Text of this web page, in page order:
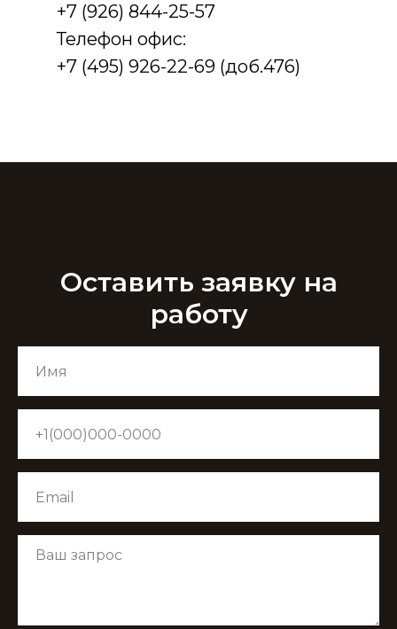
+7 (926) 844-25-57
Телефон офис:
+7 (495) 926-22-69 (доб.476)
Оставить заявку на
работу